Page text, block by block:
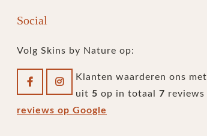
Social
Volg Skins by Nature op:
Klanten waarderen ons met
uit 5 op in totaal 7 reviews
reviews op Google